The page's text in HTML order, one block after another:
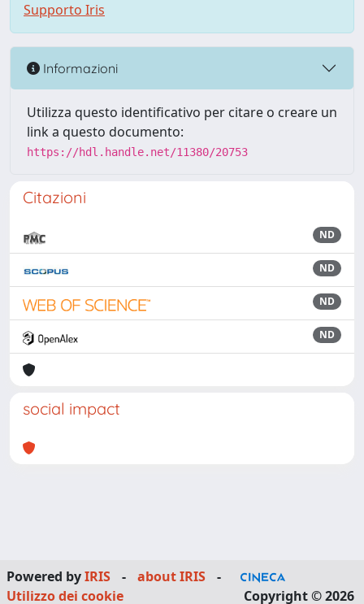
Supporto Iris
Informazioni
Utilizza questo identificativo per citare o creare un
link a questo documento:
https://hdl.handle.net/11380/20753
Citazioni
ND
ND
ND
ND
social impact
Powered byIRIS - about IRIS
-
Utilizzo dei cookie
Copyright © 2026